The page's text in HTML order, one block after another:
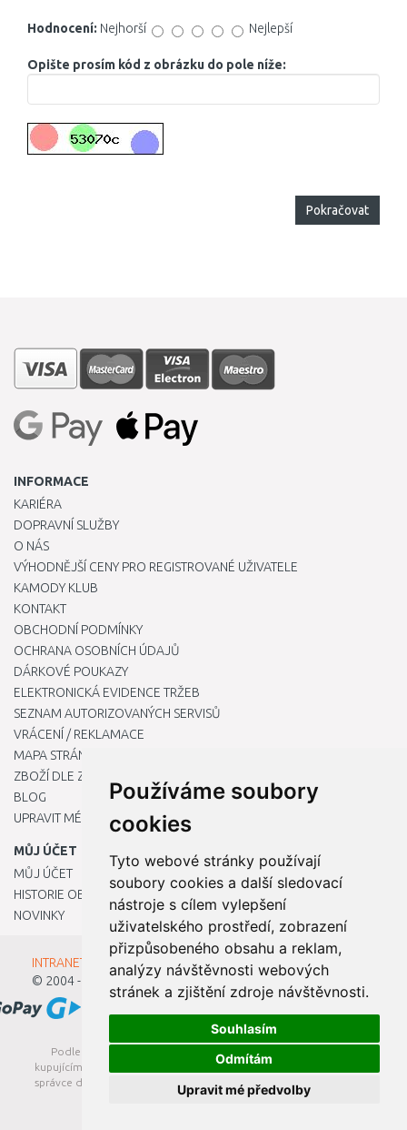
Používáme soubory
cookies
Tyto webové stránky používají
soubory cookies a další sledovací
nástroje s cílem vylepšení
uživatelského prostředí, zobrazení
přizpůsobeného obsahu a reklam,
analýzy návštěvnosti webových
stránek a zjištění zdroje návštěvnosti.
Souhlasím
Odmítám
Upravit mé předvolby
Hodnocení: Nejhorší Nejlepší
Opište prosím kód z obrázku do pole níže:
Pokračovat
INFORMACE
KARIÉRA
DOPRAVNÍ SLUŽBY
O NÁS
VÝHODNĚJŠÍ CENY PRO REGISTROVANÉ UŽIVATELE
KAMODY KLUB
KONTAKT
OBCHODNÍ PODMÍNKY
OCHRANA OSOBNÍCH ÚDAJŮ
DÁRKOVÉ POUKAZY
ELEKTRONICKÁ EVIDENCE TRŽEB
SEZNAM AUTORIZOVANÝCH SERVISŮ
VRÁCENÍ / REKLAMACE
MAPA STRÁNKY
ZBOŽÍ DLE ZNAČEK
BLOG
UPRAVIT MÉ PŘEDVOLBY COOKIES
MŮJ ÚČET
MŮJ ÚČET
HISTORIE OBJEDNÁVEK
NOVINKY
INTRANET - Přihlášení pro zaměstnance
© 2004 - 2026
Kamody s.r.o.
Podle zákona o evidenci tržeb je prodávající povinen vystavit
kupujícímu účtenku. Zároveň je povinen zaevidovat přijatou tržbu u
správce daně online; v případě technického výpadku pak nejpozději
do 48 hodin.